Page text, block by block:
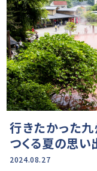
行きたかった
つくる夏の思い
2024.08.27